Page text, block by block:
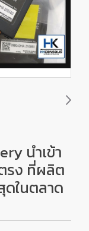
นำเข้า
รง ที่ผลิต
ในตลาด